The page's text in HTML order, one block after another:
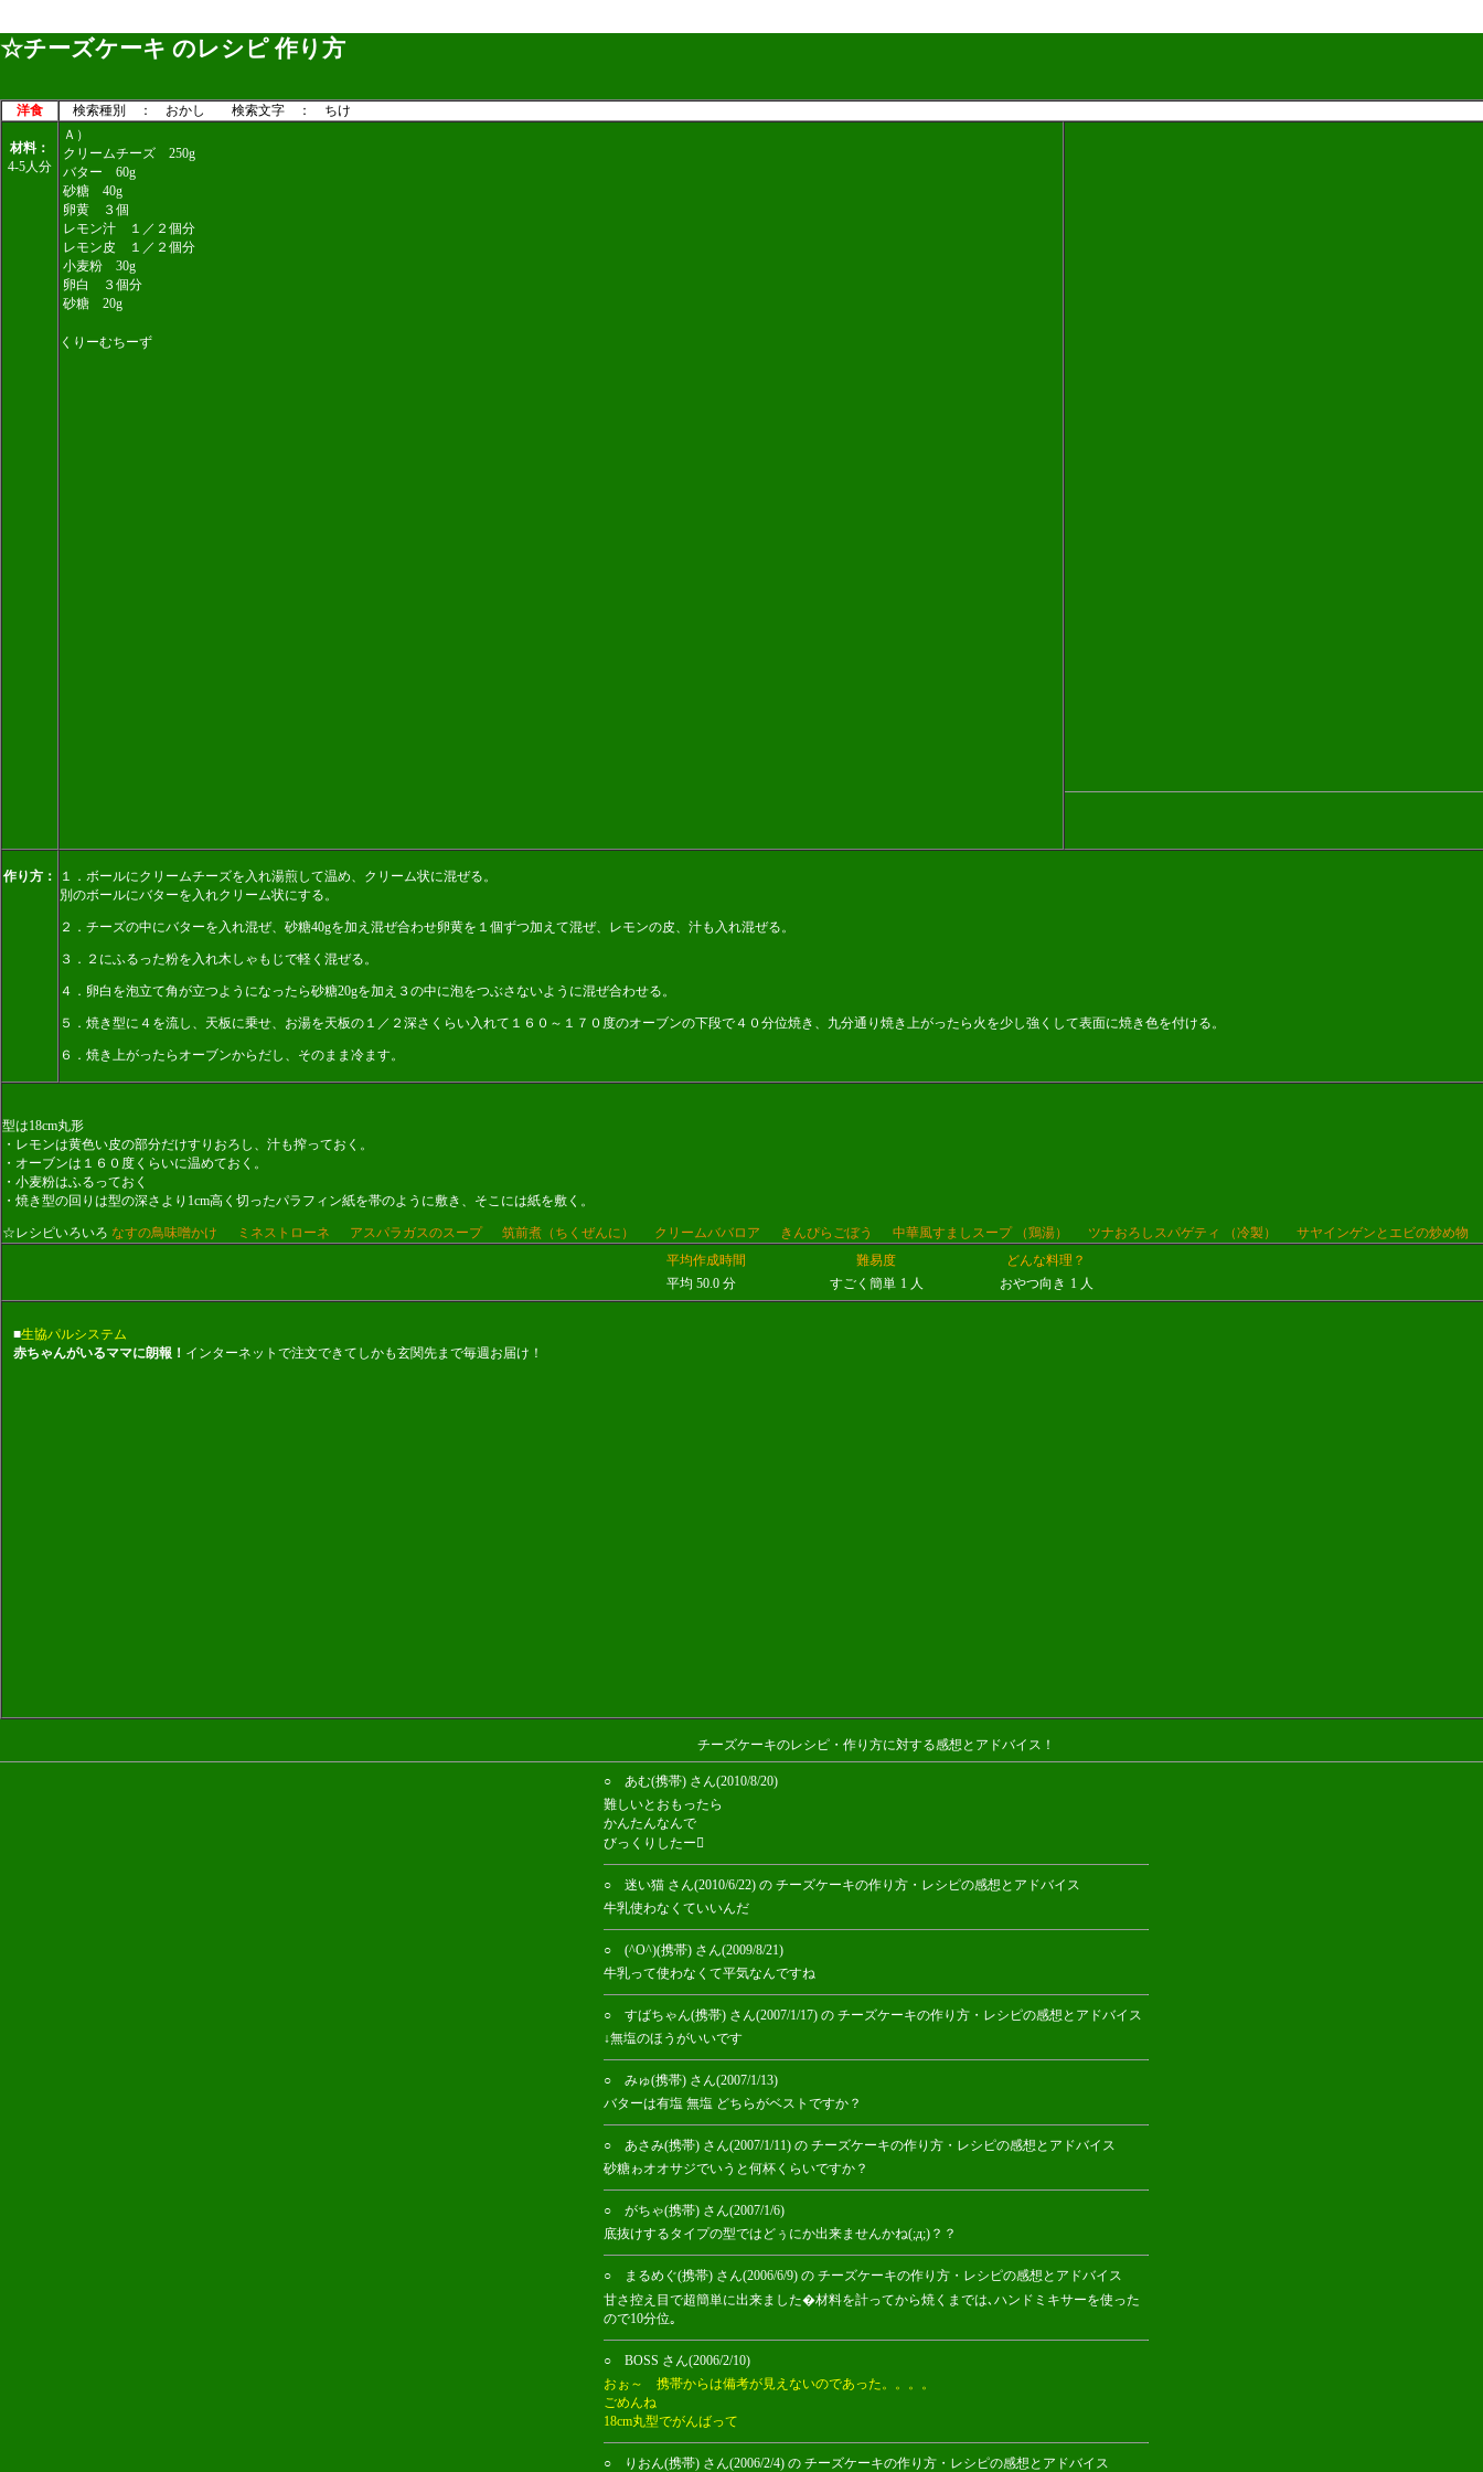
☆チーズケーキ のレシピ 作り方
洋食 検索種別 ： おかし 検索文字 ： ちけ
材料：
4-5人分
Ａ）
クリームチーズ 250g
バター 60g
砂糖 40g
卵黄 ３個
レモン汁 １／２個分
レモン皮 １／２個分
小麦粉 30g
卵白 ３個分
砂糖 20g
くりーむちーず
作り方：
１．ボールにクリームチーズを入れ湯煎して温め、クリーム状に混ぜる。
別のボールにバターを入れクリーム状にする。
２．チーズの中にバターを入れ混ぜ、砂糖40gを加え混ぜ合わせ卵黄を１個ずつ加えて混ぜ、レモンの皮、汁も入れ混ぜる。
３．２にふるった粉を入れ木しゃもじで軽く混ぜる。
４．卵白を泡立て角が立つようになったら砂糖20gを加え３の中に泡をつぶさないように混ぜ合わせる。
５．焼き型に４を流し、天板に乗せ、お湯を天板の１／２深さくらい入れて１６０～１７０度のオーブンの下段で４０分位焼き、九分通り焼き上がったら火を少し強くして表面に焼き色を付ける。
６．焼き上がったらオーブンからだし、そのまま冷ます。
型は18cm丸形
・レモンは黄色い皮の部分だけすりおろし、汁も搾っておく。
・オーブンは１６０度くらいに温めておく。
・小麦粉はふるっておく
・焼き型の回りは型の深さより1cm高く切ったパラフィン紙を帯のように敷き、そこには紙を敷く。
☆レシピいろいろ なすの鳥味噌かけ ミネストローネ アスパラガスのスープ 筑前煮（ちくぜんに） クリームババロア きんぴらごぼう 中華風すましスープ （鶏湯） ツナおろしスパゲティ （冷製）
サヤインゲンとエビの炒め物
平均作成時間
平均 50.0 分
難易度
すごく簡単 1 人
どんな料理？
おやつ向き 1 人
■生協パルシステム
赤ちゃんがいるママに朗報！ インターネットで注文できてしかも玄関先まで毎週お届け！
チーズケーキのレシピ・作り方に対する感想とアドバイス！
○ あむ(携帯) さん(2010/8/20)
難しいとおもったら
かんたんなんで
びっくりしたー
○ 迷い猫 さん(2010/6/22) の チーズケーキの作り方・レシピの感想とアドバイス
牛乳使わなくていいんだ
○ (^O^)(携帯) さん(2009/8/21)
牛乳って使わなくて平気なんですね
○ すばちゃん(携帯) さん(2007/1/17) の チーズケーキの作り方・レシピの感想とアドバイス
↓無塩のほうがいいです
○ みゅ(携帯) さん(2007/1/13)
バターは有塩 無塩 どちらがベストですか？
○ あさみ(携帯) さん(2007/1/11) の チーズケーキの作り方・レシピの感想とアドバイス
砂糖ゎオオサジでいうと何杯くらいですか？
○ がちゃ(携帯) さん(2007/1/6)
底抜けするタイプの型ではどぅにか出来ませんかね(;д;)？？
○ まるめぐ(携帯) さん(2006/6/9) の チーズケーキの作り方・レシピの感想とアドバイス
甘さ控え目で超簡単に出来ました�材料を計ってから焼くまでは､ハンドミキサーを使った
ので10分位｡
○ BOSS さん(2006/2/10)
おぉ～ 携帯からは備考が見えないのであった。。。。
ごめんね
18cm丸型でがんばって
○ りおん(携帯) さん(2006/2/4) の チーズケーキの作り方・レシピの感想とアドバイス